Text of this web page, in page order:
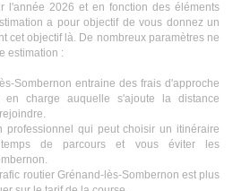
l'année 2026 et en fonction des éléments
a pour objectif de vous donnez un
cet objectif là. De nombreux paramètres ne
estimation :
Sombernon entraine des frais d'approche
charge auquelle s'ajoute la distance
professionnel qui peut choisir un itinéraire
de parcours et vous éviter les
routier Grénand-lès-Sombernon est plus